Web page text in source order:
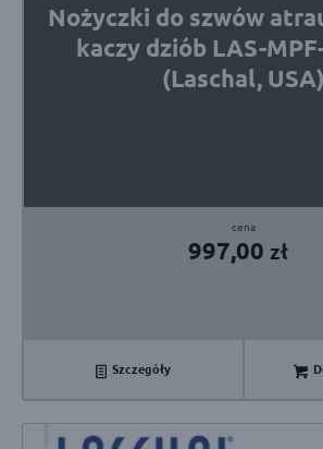
Nożyczki do szwów
kaczy dziób LAS-
(Laschal, USA)
997,00 zł
Szczegóły